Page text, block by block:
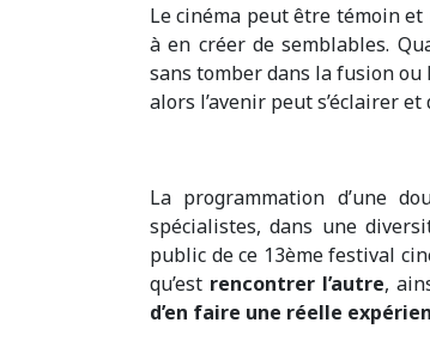
Le cinéma peut être témoin
à en créer de semblables.
sans tomber dans la fusion ou
alors l’avenir peut s’éclairer
La programmation d’une
spécialistes, dans une
public de ce 13ème festival
qu’est rencontrer l’autre,
d’en faire une réelle expé